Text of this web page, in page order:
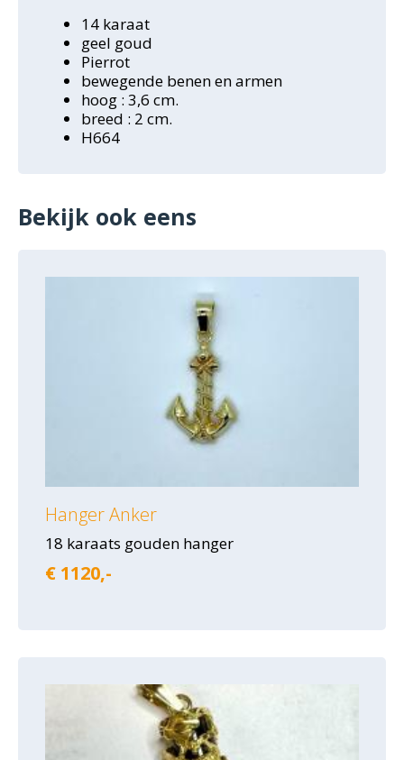
14 karaat
geel goud
Pierrot
bewegende benen en armen
hoog : 3,6 cm.
breed : 2 cm.
H664
Bekijk ook eens
Hanger Anker
18 karaats gouden hanger
€ 1120,-